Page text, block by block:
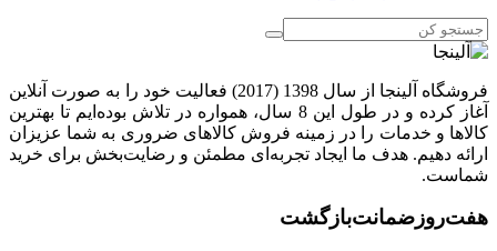
فروشگاه آلینجا از سال 1398 (2017) فعالیت خود را به صورت آنلاین
آغاز کرده و در طول این 8 سال، همواره در تلاش بوده‌ایم تا بهترین
کالاها و خدمات را در زمینه فروش کالاهای ضروری به شما عزیزان
ارائه دهیم. هدف ما ایجاد تجربه‌ای مطمئن و رضایت‌بخش برای خرید
شماست.
هفت‌روز‌ضمانت‌بازگشت